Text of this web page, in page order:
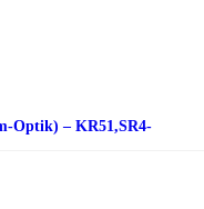
Optik) – KR51,SR4-